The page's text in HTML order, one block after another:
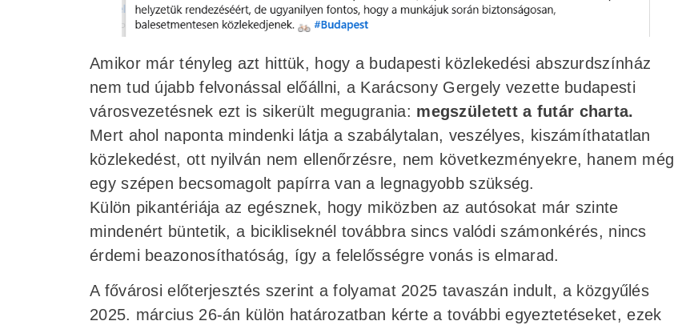
Amikor már tényleg azt hittük, hogy a budapesti közlekedési abszurdszínház
nem tud újabb felvonással előállni, a Karácsony Gergely vezette budapesti
városvezetésnek ezt is sikerült megugrania: megszületett a futár charta.
Mert ahol naponta mindenki látja a szabálytalan, veszélyes, kiszámíthatatlan
közlekedést, ott nyilván nem ellenőrzésre, nem következményekre, hanem még
egy szépen becsomagolt papírra van a legnagyobb szükség.
Külön pikantériája az egésznek, hogy miközben az autósokat már szinte
mindenért büntetik, a bicikliseknél továbbra sincs valódi számonkérés, nincs
érdemi beazonosíthatóság, így a felelősségre vonás is elmarad.
A fővárosi előterjesztés szerint a folyamat 2025 tavaszán indult, a közgyűlés
2025. március 26-án külön határozatban kérte a további egyeztetéseket, ezek